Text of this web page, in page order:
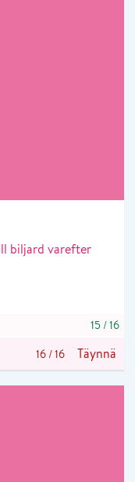
biljard varefter
15 /16
16 /16 Täynnä